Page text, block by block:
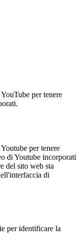
per tenere
per tenere
di Youtube incorporati
del sito web sta
di
per identificare la